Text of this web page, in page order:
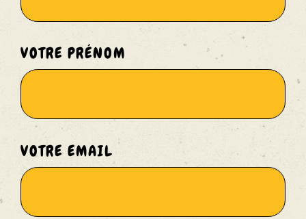
VOTRE PRÉNOM
VOTRE EMAIL